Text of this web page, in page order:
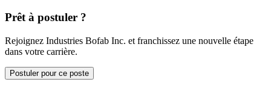
Prêt à postuler ?
Rejoignez Industries Bofab Inc. et franchissez une nouvelle étape
dans votre carrière.
Postuler pour ce poste